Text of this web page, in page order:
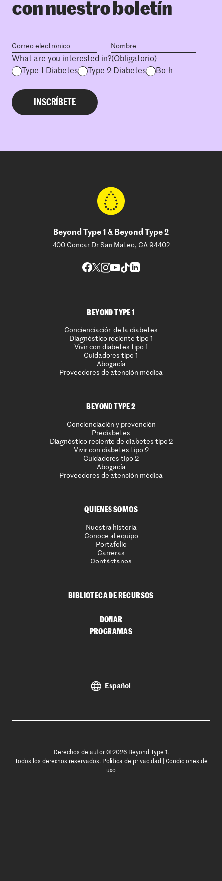
con nuestro boletín
What are you interested in?(Obligatorio)
Type 1 Diabetes
Type 2 Diabetes Both
Beyond Type 1 & Beyond Type 2
400 Concar Dr San Mateo, CA 94402
BEYOND TYPE 1
Concienciación de la diabetes
Diagnóstico reciente tipo 1
Vivir con diabetes tipo 1
Cuidadores tipo 1
Abogacía
Proveedores de atención médica
BEYOND TYPE 2
Concienciación y prevención
Prediabetes
Diagnóstico reciente de diabetes tipo 2
Vivir con diabetes tipo 2
Cuidadores tipo 2
Abogacía
Proveedores de atención médica
QUIENES SOMOS
Nuestra historia
Conoce al equipo
Portafolio
Carreras
Contáctanos
BIBLIOTECA DE RECURSOS
DONAR
PROGRAMAS
Español
Derechos de autor © 2026 Beyond Type 1.
Todos los derechos reservados. Política de privacidad
Condiciones de
uso